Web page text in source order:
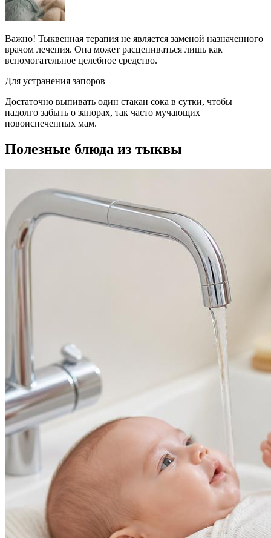
Важно! Тыквенная терапия не является заменой назначенного
врачом лечения. Она может расцениваться лишь как
вспомогательное целебное средство.
Для устранения запоров
Достаточно выпивать один стакан сока в сутки, чтобы
надолго забыть о запорах, так часто мучающих
новоиспеченных мам.
Полезные блюда из тыквы